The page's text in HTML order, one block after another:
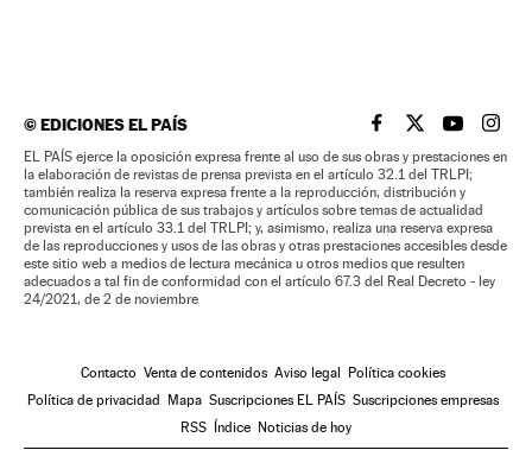
©EDICIONES EL PAÍS EL PAÍS BRASIL EN
EL PAÍSEL PAÍS
EL
EL PAÍS ejerce la oposición expresa frente al uso de sus obras y prestaciones en
la elaboración de revistas de prensa prevista en el artículo 32.1 del TRLPI;
también realiza la reserva expresa frente a la reproducción, distribución y
comunicación pública de sus trabajos y artículos sobre temas de actualidad
prevista en el artículo 33.1 del TRLPI; y, asimismo, realiza una reserva expresa
de las reproducciones y usos de las obras y otras prestaciones accesibles desde
este sitio web a medios de lectura mecánica u otros medios que resulten
adecuados a tal fin de conformidad con el artículo 67.3 del Real Decreto - ley
24/2021, de 2 de noviembre
Contacto Venta de contenidos Aviso legal Política cookies
Política de privacidad Mapa Suscripciones EL PAÍS Suscripciones empresas
RSS Índice Noticias de hoy